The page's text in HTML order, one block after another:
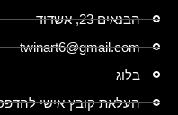
הבנאים 23, אשדוד
twinart6@gmail.com
בלוג
העלאת קובץ אישי